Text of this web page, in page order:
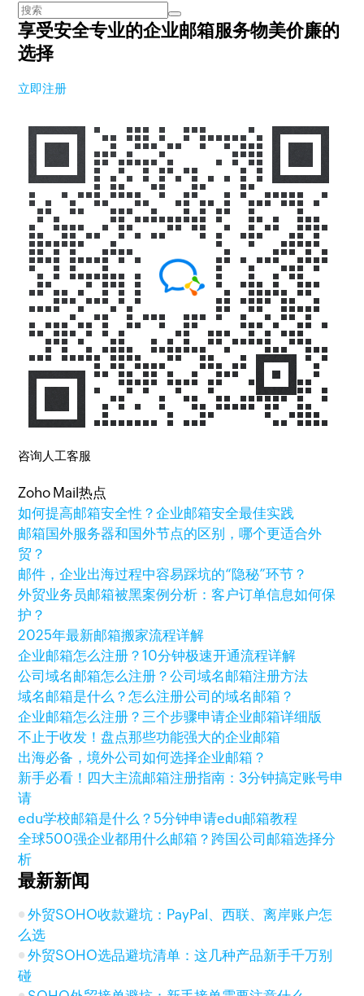
享受安全专业的企业邮箱服务物美价廉的
选择
立即注册
咨询人工客服
Zoho Mail热点
如何提高邮箱安全性？企业邮箱安全最佳实践
邮箱国外服务器和国外节点的区别，哪个更适合外
贸？
邮件，企业出海过程中容易踩坑的“隐秘”环节？
外贸业务员邮箱被黑案例分析：客户订单信息如何保
护？
2025年最新邮箱搬家流程详解
企业邮箱怎么注册？10分钟极速开通流程详解
公司域名邮箱怎么注册？公司域名邮箱注册方法
域名邮箱是什么？怎么注册公司的域名邮箱？
企业邮箱怎么注册？三个步骤申请企业邮箱详细版
不止于收发！盘点那些功能强大的企业邮箱
出海必备，境外公司如何选择企业邮箱？
新手必看！四大主流邮箱注册指南：3分钟搞定账号申
请
edu学校邮箱是什么？5分钟申请edu邮箱教程
全球500强企业都用什么邮箱？跨国公司邮箱选择分
析
最新新闻
外贸SOHO收款避坑：PayPal、西联、离岸账户怎
么选
外贸SOHO选品避坑清单：这几种产品新手千万别
碰